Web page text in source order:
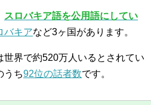
スロバキア語を公用語にしてい
バキアなど3ヶ国があります。
世界で約520万人いるとされてい
うち92位の話者数です。